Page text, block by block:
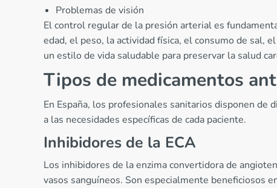
Problemas de visión
El control regular de la presión arterial es
edad, el peso, la actividad física, el consumo de sal,
un estilo de vida saludable para preservar la salud
Tipos de medicamentos
En España, los profesionales sanitarios disponen
a las necesidades específicas de cada paciente.
Inhibidores de la ECA
Los inhibidores de la enzima convertidora de
vasos sanguíneos. Son especialmente beneficiosos